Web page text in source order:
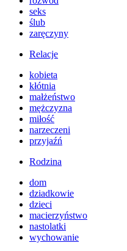
seks
ślub
zaręczyny
Relacje
kobieta
kłótnia
małżeństwo
mężczyzna
miłość
narzeczeni
przyjaźń
Rodzina
dom
dziadkowie
dzieci
macierzyństwo
nastolatki
wychowanie